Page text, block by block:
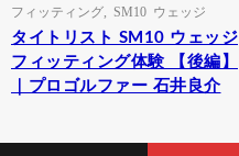
フィッティング
SM10 ウェッジ
タイトリスト SM10 ウェッジ
フィッティング体験 【後編】
｜プロゴルファー 石井良介